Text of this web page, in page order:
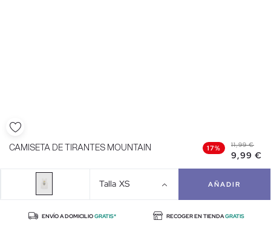
CAMISETA DE TIRANTES MOUNTAIN 17% 11,99 €
9,99 €
Talla XS AÑADIR
ENVÍO A DOMICILIOGRATIS* RECOGER EN TIENDAGRATIS